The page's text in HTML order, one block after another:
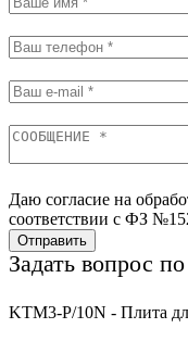
Даю согласие на
соответствии с ФЗ
Отправить
Задать вопрос
KTM3-P/10N - Плита